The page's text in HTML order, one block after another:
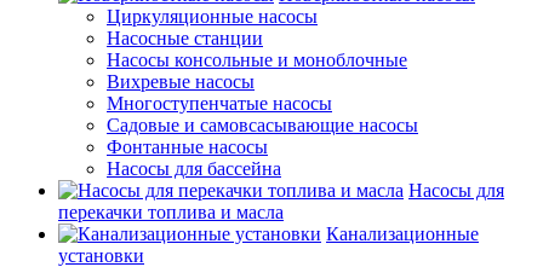
Циркуляционные насосы
Насосные станции
Насосы консольные и моноблочные
Вихревые насосы
Многоступенчатые насосы
Садовые и самовсасывающие насосы
Фонтанные насосы
Насосы для бассейна
Насосы для
перекачки топлива и масла
Канализационные
установки